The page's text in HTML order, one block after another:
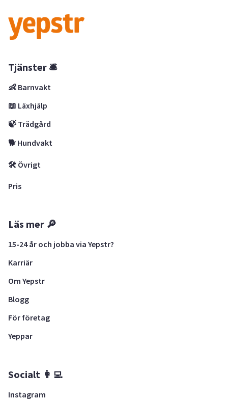
Tjänster 🛎
👶 Barnvakt
📖 Läxhjälp
🍃 Trädgård
🐕 Hundvakt
🛠 Övrigt
Pris
Läs mer 🔎
15-24 år och jobba via Yepstr?
Karriär
Om Yepstr
Blogg
För företag
Yeppar
Socialt 👩‍💻
Instagram